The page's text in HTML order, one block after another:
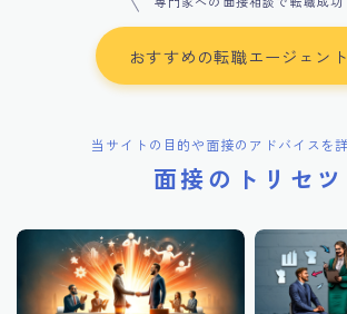
おすすめの転職エージェント
当サイトの目的や面接のアドバイスを
面接のトリセツ